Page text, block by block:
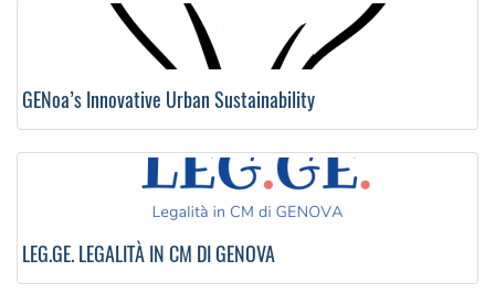
GENoa’s Innovative Urban Sustainability
LEG.GE. LEGALITÀ IN CM DI GENOVA